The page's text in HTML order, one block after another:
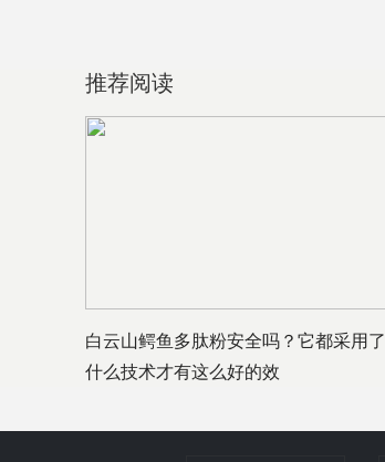
推荐阅读
白云山鳄鱼多肽粉安全吗？它都采用了
什么技术才有这么好的效